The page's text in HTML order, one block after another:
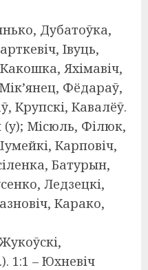
Дубатоўка,
Івуць,
Какошка, Яхімавіч,
Фёдараў,
Крупскі, Кавалёў.
(у); Місюль, Філюк,
Карповіч,
Батурын,
Ледзецкі,
Карако,
1:1 – Юхневіч